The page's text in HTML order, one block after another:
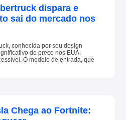
dispara e
sai do mercado nos
conhecida por seu design
de preço nos EUA,
O modelo de entrada, que
Chega ao Fortnite: